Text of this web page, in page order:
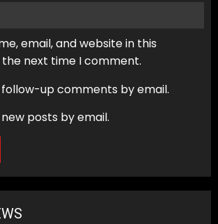
email, and website in this
next time I comment.
up comments by email.
posts by email.